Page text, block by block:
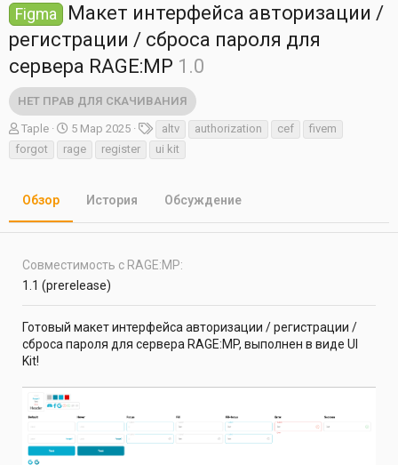
Figma
Макет интерфейса авторизации /
регистрации / сброса пароля для
сервера RAGE:MP 1.0
НЕТ ПРАВ ДЛЯ СКАЧИВАНИЯ
А
в
т
Taple
Д
а
т
з
н
и
я
5 Мар 2025
е
г
altv authorization cef
fivem
forgot
rage register ui kit
Обзор История Обсуждение
Совместимость с RAGE:MP
1.1 (prerelease)
Готовый макет интерфейса авторизации / регистрации /
сброса пароля для сервера RAGE:MP, выполнен в виде UI
Kit!